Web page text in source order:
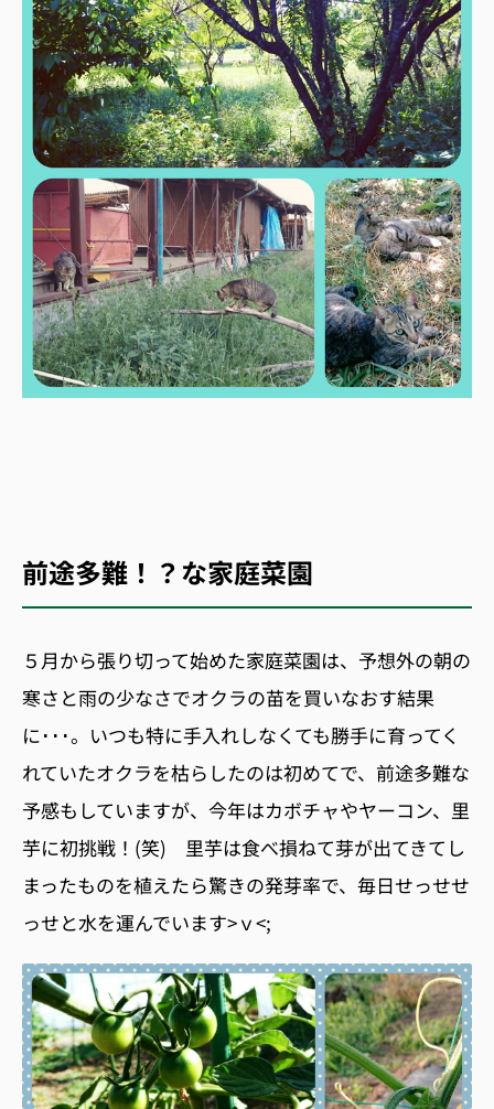
前途多難！？な家庭菜園
５月から張り切って始めた家庭菜園は、予想外の朝の
寒さと雨の少なさでオクラの苗を買いなおす結果
に･･･。いつも特に手入れしなくても勝手に育ってく
れていたオクラを枯らしたのは初めてで、前途多難な
予感もしていますが、今年はカボチャやヤーコン、里
芋に初挑戦！(笑) 里芋は食べ損ねて芽が出てきてし
まったものを植えたら驚きの発芽率で、毎日せっせせ
っせと水を運んでいます>ｖ<;